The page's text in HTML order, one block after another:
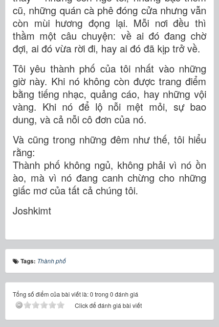
cũ, những quán cà phê đóng cửa nhưng vẫn
còn mùi hương đọng lại. Mỗi nơi đều thì
thầm một câu chuyện: về ai đó đang chờ
đợi, ai đó vừa rời đi, hay ai đó đã kịp trở về.
Tôi yêu thành phố của tôi nhất vào những
giờ này. Khi nó không còn được trang điểm
bằng tiếng nhạc, quảng cáo, hay những vội
vàng. Khi nó để lộ nỗi mệt mỏi, sự bao
dung, và cả nỗi cô đơn của nó.
Và cũng trong những đêm như thế, tôi hiểu
rằng:
Thành phố không ngủ, không phải vì nó ồn
ào, mà vì nó đang canh chừng cho những
giấc mơ của tất cả chúng tôi.
Joshkimt
Tags: Thành phố
Tổng số điểm của bài viết là: 0 trong 0 đánh giá
Click để đánh giá bài viết